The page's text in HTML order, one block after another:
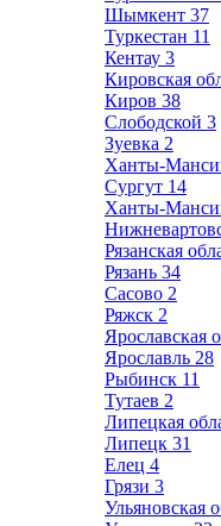
Шымкент 37
Туркестан 11
Кентау 3
Кировская
Киров 38
Слободской 3
Зуевка 2
Ханты-
Сургут 14
Ханты-
Рязанская
Рязань 34
Сасово 2
Ряжск 2
Ярославская
Ярославль 28
Рыбинск 11
Тутаев 2
Липецкая
Липецк 31
Елец 4
Грязи 3
Ульяновская